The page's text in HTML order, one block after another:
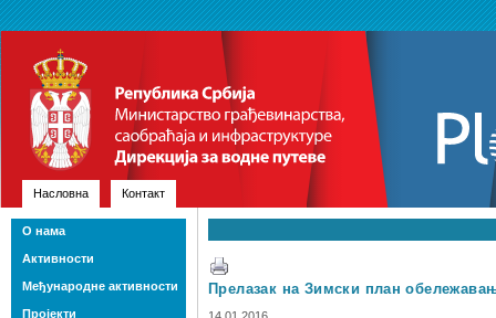
Насловна Контакт
Прелазак на Зимски план
О нама
Активности
Међународне активности
Пројекти